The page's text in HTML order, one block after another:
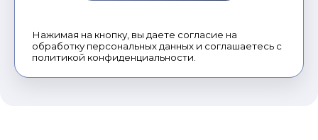
Нажимая на кнопку, вы даете согласие на
обработку персональных данных и соглашаетесь с
политикой конфиденциальности.